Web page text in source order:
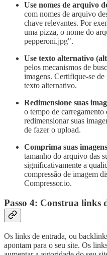
Use nomes de arquivo
com nomes de arquivo
chave relevantes. Por
uma pizza, o nome do
pepperoni.jpg".
Use texto alternativo
pelos mecanismos de
imagens. Certifique-se
texto alternativo.
Redimensione suas
o tempo de
redimensionar suas
de fazer o upload.
Comprima suas
tamanho do arquivo das
significativamente a
compressão de imagem
Compressor.io.
Passo 4: Construa links
Os links de entrada, ou
apontam para o seu site. Os